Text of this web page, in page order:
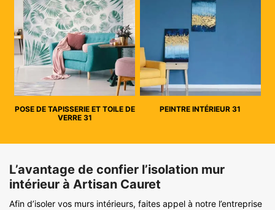
POSE DE TAPISSERIE ET TOILE DE
VERRE 31
PEINTRE INTÉRIEUR 31
L’avantage de confier l’isolation mur
intérieur à Artisan Cauret
Afin d’isoler vos murs intérieurs, faites appel à notre l’entreprise